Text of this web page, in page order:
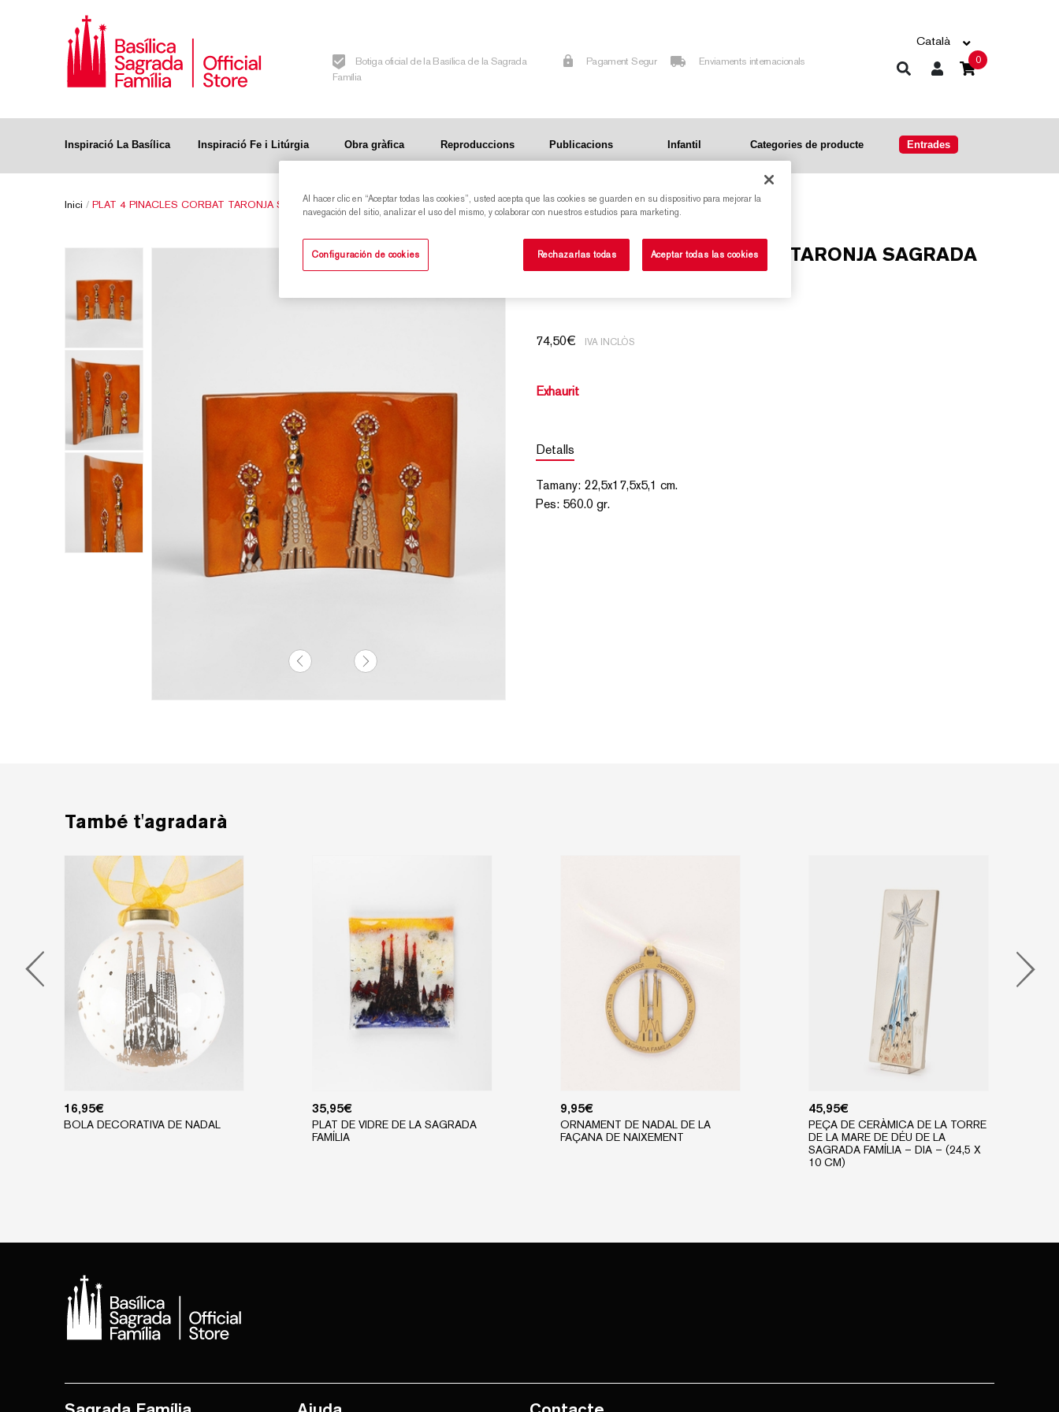
Botiga oficial de la Basílica de la Sagrada
Família
Pagament Segur Enviaments internacionals
Català
0
Inspiració La Basílica Inspiració Fe i Litúrgia Obra gràfica Reproduccions Publicacions Infantil Categories de producte Entrades
Inici / PLAT 4 PINACLES CORBAT TARONJA SAGRADA FAMILIA SEDO
PLAT 4 PINACLES CORBAT TARONJA SAGRADA
FAMILIA SEDO
74,50€ IVA INCLÒS
Exhaurit
Detalls
Tamany: 22,5x17,5x5,1 cm.
Pes: 560.0 gr.
També t'agradarà
16,95€
BOLA DECORATIVA DE NADAL
35,95€
PLAT DE VIDRE DE LA SAGRADA
FAMÍLIA
9,95€
ORNAMENT DE NADAL DE LA
FAÇANA DE NAIXEMENT
45,95€
PEÇA DE CERÀMICA DE LA TORRE
DE LA MARE DE DÉU DE LA
SAGRADA FAMÍLIA – DIA – (24,5 X
10 CM)
Al hacer clic en “Aceptar todas las cookies”, usted acepta que las cookies se guarden en su dispositivo para mejorar la
navegación del sitio, analizar el uso del mismo, y colaborar con nuestros estudios para marketing.
Configuración de cookies Rechazarlas todas Aceptar todas las cookies